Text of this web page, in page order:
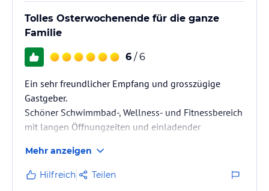
Tolles Osterwochenende für die ganze
Familie
6 / 6
Ein sehr freundlicher Empfang und grosszügige
Gastgeber.
Schöner Schwimmbad-, Wellness- und Fitnessbereich
mit langen Öffnungzeiten und einladender
schöne Palmen.
Im Restaurant superfreundliches Servicepersonal,
sowohl zum Frühstück als auch beim spontan
Mehr anzeigen
Hilfreich Teilen